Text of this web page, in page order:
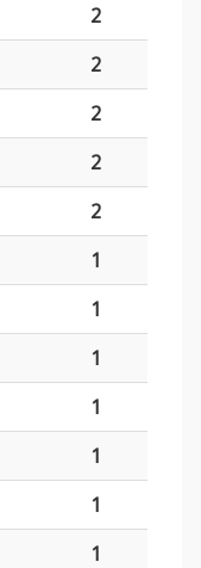
2
2
2
2
2
1
1
1
1
1
1
1